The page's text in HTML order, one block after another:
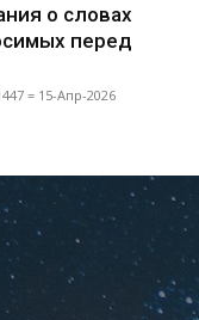
о словах
перед
= 15-Апр-2026